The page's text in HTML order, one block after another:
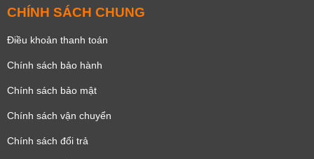
CHÍNH SÁCH CHUNG
Điều khoản thanh toán
Chính sách bảo hành
Chính sách bảo mật
Chính sách vận chuyển
Chính sách đổi trả